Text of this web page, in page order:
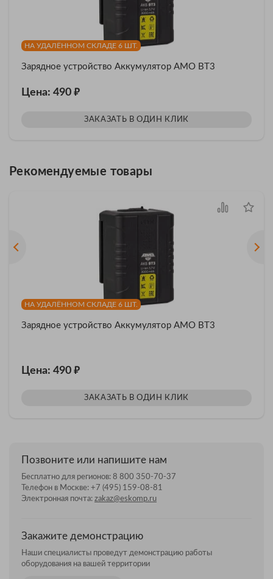
НА УДАЛЁННОМ СКЛАДЕ 6 ШТ.
Зарядное устройство Аккумулятор AMO BT3
Цена: 490 ₽
ЗАКАЗАТЬ В ОДИН КЛИК
Рекомендуемые товары
НА УДАЛЁННОМ СКЛАДЕ 6 ШТ.
Зарядное устройство Аккумулятор AMO BT3
Цена: 490 ₽
ЗАКАЗАТЬ В ОДИН КЛИК
Позвоните или напишите нам
Бесплатно для регионов: 8 800 350-70-37
Телефон в Москве: +7 (495) 159-08-81
Электронная почта: zakaz@eskomp.ru
Закажите демонстрацию
Наши специалисты проведут демонстрацию работы
оборудования на вашей территории